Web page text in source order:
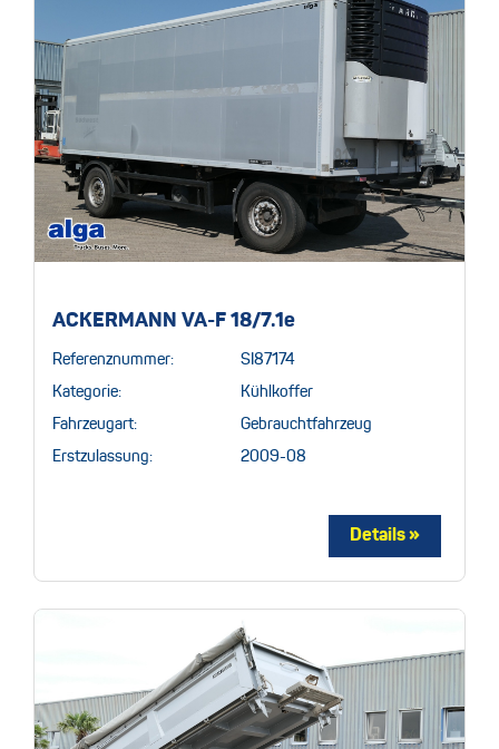
ACKERMANN VA-F 18/7.1e
Referenznummer: SI87174
Kategorie: Kühlkoffer
Fahrzeugart: Gebrauchtfahrzeug
Erstzulassung: 2009-08